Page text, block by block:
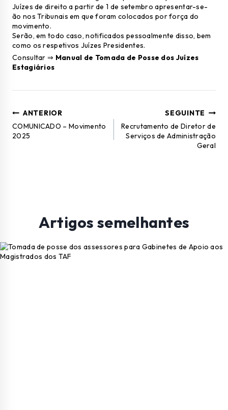
Juízes de direito a partir de 1 de setembro apresentar-se-
ão nos Tribunais em que foram colocados por força do
movimento.
Serão, em todo caso, notificados pessoalmente disso, bem
como os respetivos Juízes Presidentes.
Consultar ⇒ Manual de Tomada de Posse dos Juízes
Estagiários
ANTERIOR
COMUNICADO – Movimento
2025
SEGUINTE
Recrutamento de Diretor de
Serviços de Administração
Geral
Artigos semelhantes